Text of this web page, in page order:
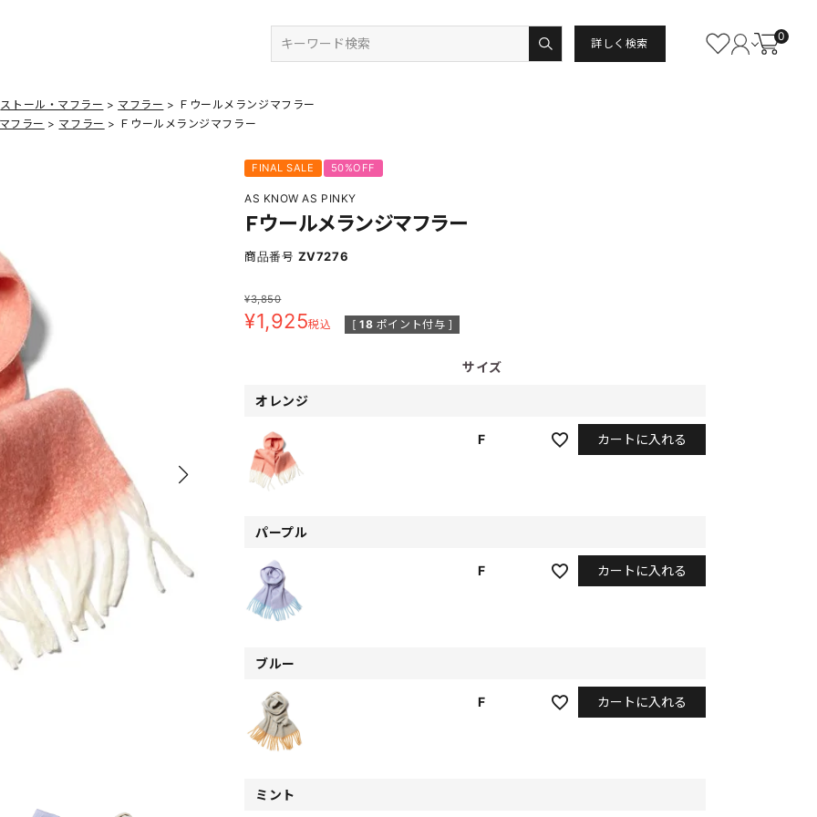
詳しく検索
0
ストール・マフラー マフラー
Ｆウールメランジマフラー
フラー
マフラー Ｆウールメランジマフラー
FINAL SALE 50%OFF
AS KNOW AS PINKY
Ｆウールメランジマフラー
商品番号 ZV7276
¥3,850
¥1,925税込 [ 18 ポイント付与 ]
サイズ
オレンジ
F カートに入れる
パープル
F カートに入れる
ブルー
F カートに入れる
ミント